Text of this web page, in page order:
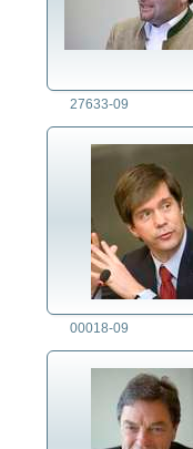
27633-09
00018-09